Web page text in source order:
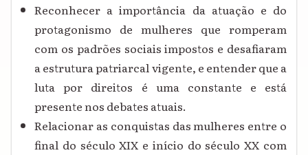
Reconhecer a importância da atuação e do
protagonismo de mulheres que romperam
com os padrões sociais impostos e desafiaram
a estrutura patriarcal vigente, e entender que a
luta por direitos é uma constante e está
presente nos debates atuais.
Relacionar as conquistas das mulheres entre o
final do século XIX e início do século XX com